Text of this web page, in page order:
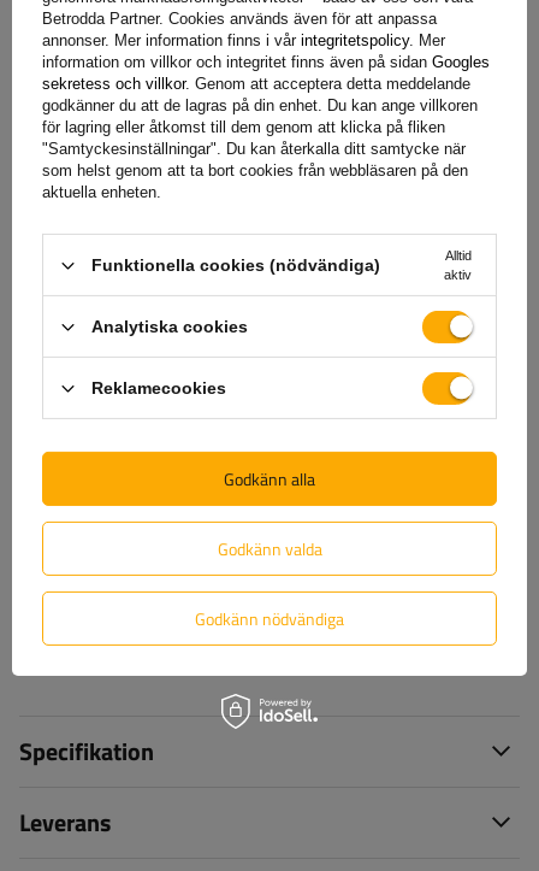
Garanti
När du köper en produkt från vårt sortiment får du 2 års
garanti.Tack vare detta kan du använda den utan att oroa
dig för konsekvenserna av ett eventuellt fel. För att
att lämna in eventuella reklamationer så mycket som möjligt
– allt du behöver göra är attfyll i och skicka in formuläret
som finns på vår webbplats.
Hjälp
Har du frågor om valet eller användningen av våra
produkter? Kontakta oss! Unitrailers specialister ger dig
gärna all information du behöver.
+46 842 002 023 unitrailer@unitrailer.se
Specifikation
Leverans
Betrodda Partner. Cookies används även för att anpassa
annonser. Mer information finns i vår integritetspolicy. Mer
information om villkor och integritet finns även på sidan Googles
sekretess och villkor. Genom att acceptera detta meddelande
godkänner du att de lagras på din enhet. Du kan ange villkoren
för lagring eller åtkomst till dem genom att klicka på fliken
"Samtyckesinställningar". Du kan återkalla ditt samtycke när
som helst genom att ta bort cookies från webbläsaren på den
aktuella enheten.
Funktionella cookies (nödvändiga)
Alltid
aktiv
Analytiska cookies
Reklamecookies
Godkänn valda
Godkänn nödvändiga
Godkänn alla